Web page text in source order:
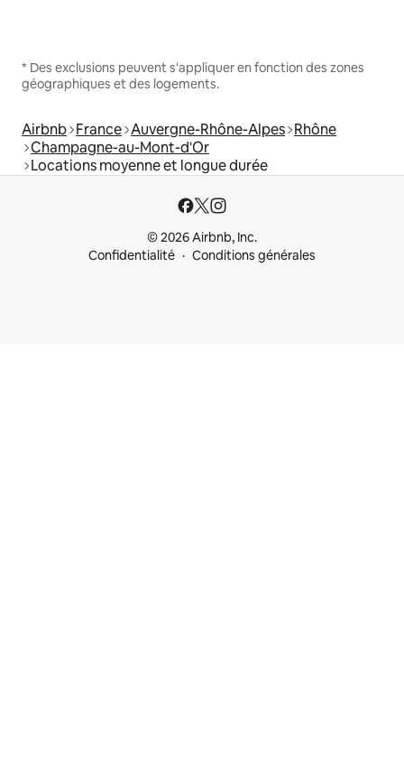
* Des exclusions peuvent s'appliquer en fonction des zones
géographiques et des logements.
Airbnb France Auvergne-Rhône-Alpes Rhône
Champagne-au-Mont-d'Or
Locations moyenne et longue durée
© 2026 Airbnb, Inc.
Confidentialité
Conditions générales